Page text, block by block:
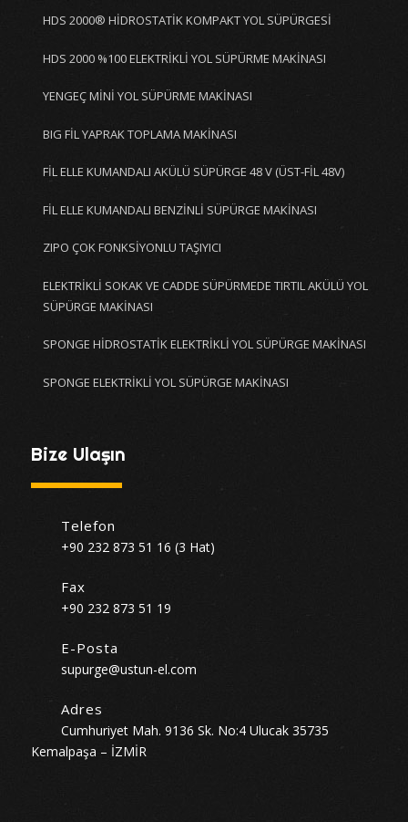
HDS 2000® HİDROSTATİK KOMPAKT YOL SÜPÜRGESİ
HDS 2000 %100 ELEKTRİKLİ YOL SÜPÜRME MAKİNASI
YENGEÇ MİNİ YOL SÜPÜRME MAKİNASI
BIG FİL YAPRAK TOPLAMA MAKİNASI
FİL ELLE KUMANDALI AKÜLÜ SÜPÜRGE 48 V (ÜST-FİL 48V)
FİL ELLE KUMANDALI BENZİNLİ SÜPÜRGE MAKİNASI
ZIPO ÇOK FONKSİYONLU TAŞIYICI
ELEKTRİKLİ SOKAK VE CADDE SÜPÜRMEDE TIRTIL AKÜLÜ YOL
SÜPÜRGE MAKİNASI
SPONGE HİDROSTATİK ELEKTRİKLİ YOL SÜPÜRGE MAKİNASI
SPONGE ELEKTRİKLİ YOL SÜPÜRGE MAKİNASI
Bize Ulaşın
Telefon
+90 232 873 51 16 (3 Hat)
Fax
+90 232 873 51 19
E-Posta
supurge@ustun-el.com
Adres
Cumhuriyet Mah. 9136 Sk. No:4 Ulucak 35735
Kemalpaşa – İZMİR